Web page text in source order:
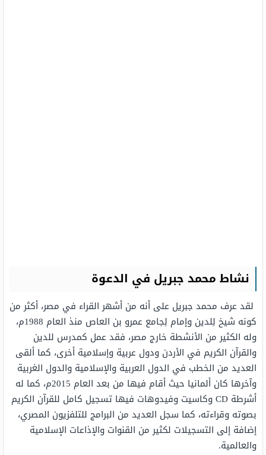
نشاط محمد جبريل في الدعوة
لقد عرف محمد جبريل على أنه من أشهر القراء في مصر، أكثر من
كونه شيخ لِلدين وإمام لِجامع عمرو بن العاص منذ العام 1988م،
وله الكثير من الأنشطة خارج مصر، فقد عمل كمدرس للدين
والقرآن الكريم في الأردن ودول عربية وإسلامية أخرى، كما ألقى
العديد من الخطب في الدول العربية والإسلامية والدول الغربية
وآخرها كان ألمانيا حيث أقام فيها من بعد العام 2015م، كما له
أشرطة CD وكاسيت وفيدوهات فيها تسجيل كامل للقرآن الكريم
بصوته وقراءته، كما سجل العديد من البرامج للتلفزيون المصري،
إضافة إلى التسجيلات لكثير من القنوات والإذاعات الإسلامية
والعالمية.